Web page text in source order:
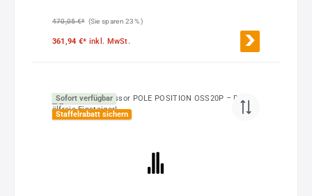
470,05 €* (Sie sparen 23% )
361,94 €* inkl. MwSt.
Sofort verfügbar
Staffelrabatt sichern